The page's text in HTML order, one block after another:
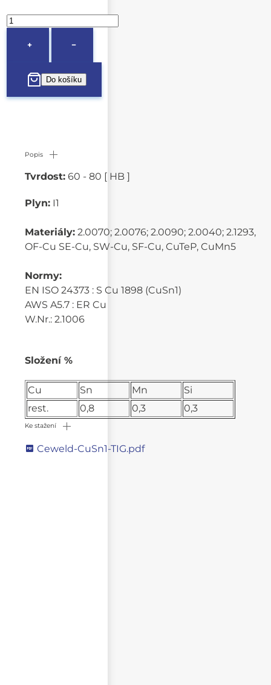
+ −
Popis
Tvrdost: 60 - 80 [ HB ]
Plyn: I1
Materiály: 2.0070; 2.0076; 2.0090; 2.0040; 2.1293,
OF-Cu SE-Cu, SW-Cu, SF-Cu, CuTeP, CuMn5
Normy:
EN ISO 24373 : S Cu 1898 (CuSn1)
AWS A5.7 : ER Cu
W.Nr.: 2.1006
Složení %
Cu Sn Mn
Si
rest.
0,8 0,3 0,3
Ke stažení
Ceweld-CuSn1-TIG.pdf